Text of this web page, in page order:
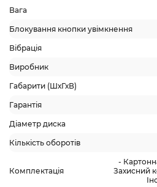
Вага
Блокування кнопки увімкнення
Вібрація
Виробник
Габарити (ШхГхВ)
Гарантія
Діаметр диска
Кількість оборотів
Комплектація
-
Захисний